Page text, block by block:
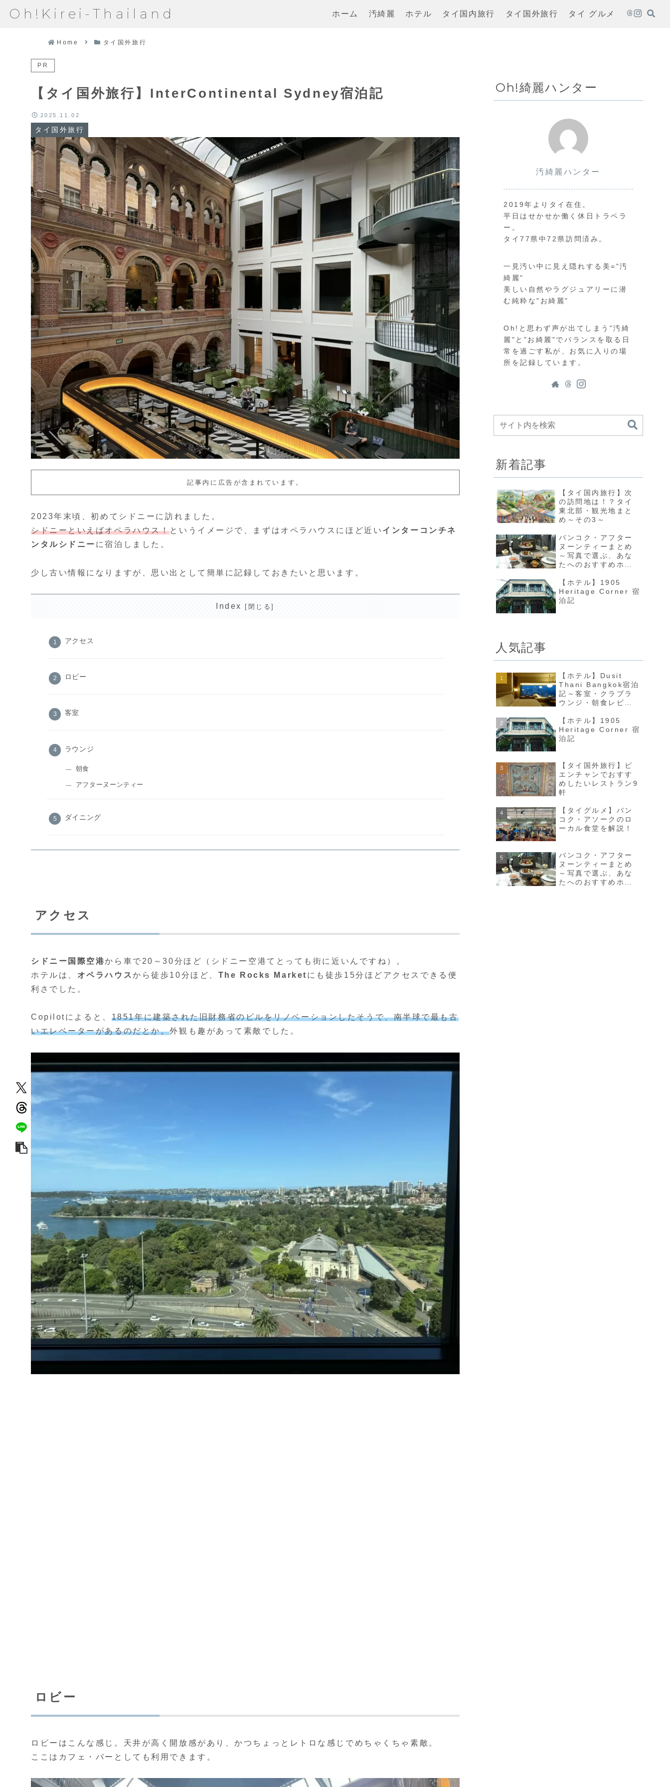
Oh!Kirei-Thailand ホーム 汚綺麗 ホテル タイ国内旅行 タイ国外旅行 タイ グルメ
Home タイ国外旅行
PR
【タイ国外旅行】InterContinental Sydney宿泊記
タイ国外旅行
2025.11.02
記事内に広告が含まれています。
2023年末頃、初めてシドニーに訪れました。
シドニーといえばオペラハウス！というイメージで、まずはオペラハウスにほど近い インターコンチネ
ンタルシドニー に宿泊しました。
少し古い情報になりますが、思い出として簡単に記録しておきたいと思います。
Index
アクセス
ロビー
客室
ラウンジ
朝食
アフターヌーンティー
ダイニング
アクセス
シドニー国際空港から車で20～30分ほど（シドニー空港てとっても街に近いんですね）。
ホテルは、 オペラハウスから徒歩10分ほど、 The Rocks Market にも徒歩15分ほどアクセスできる便
利さでした。
Copilotによると、 1851年に建築された旧財務省のビルをリノベーションしたそうで、南半球で最も古
いエレベーターがあるのだとか。外観も趣があって素敵でした。
ロビー
ロビーはこんな感じ。天井が高く開放感があり、かつちょっとレトロな感じでめちゃくちゃ素敵。
ここはカフェ・バーとしても利用できます。
Oh!綺麗ハンター
汚綺麗ハンター
2019年よりタイ在住。
平日はせかせか働く休日トラベラ
ー。
タイ77県中72県訪問済み。
一見汚い中に見え隠れする美="汚
綺麗"
美しい自然やラグジュアリーに潜
む純粋な"お綺麗"
Oh!と思わず声が出てしまう"汚綺
麗"と"お綺麗"でバランスを取る日
常を過ごす私が、お気に入りの場
所を記録しています。
新着記事
【タイ国内旅行】次
の訪問地は！？タイ
東北部・観光地まと
め～その3～
バンコク・アフター
ヌーンティーまとめ
～写真で選ぶ、あな
たへのおすすめホテ
【ホテル】1905
Heritage Corner 宿
泊記
人気記事
【ホテル】Dusit
Thani Bangkok宿泊
記～客室・クラブラ
ウンジ・朝食レビュ
【ホテル】1905
Heritage Corner 宿
泊記
【タイ国外旅行】ビ
エンチャンでおすす
めしたいレストラン9
軒
【タイグルメ】バン
コク・アソークのロ
ーカル食堂を解説！
バンコク・アフター
ヌーンティーまとめ
～写真で選ぶ、あな
たへのおすすめホテ